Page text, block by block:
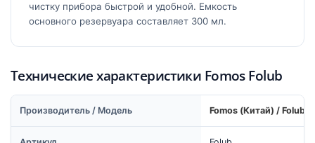
чистку прибора быстрой и удобной. Емкость
основного резервуара составляет 300 мл.
Технические характеристики Fomos Folub
Производитель / Модель Fomos (Китай) / Folub